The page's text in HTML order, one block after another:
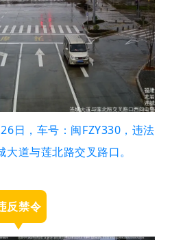
日，车号：闽FZY330，违法
道与莲北路交叉路口。
反禁令